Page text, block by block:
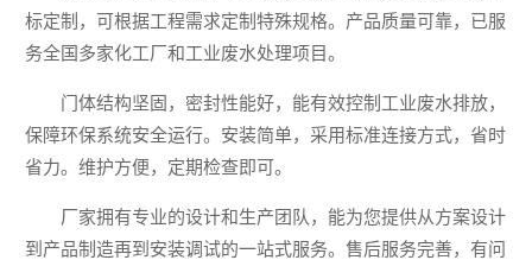
标定制，可根据工程需求定制特殊规格。产品质量可靠，已服
务全国多家化工厂和工业废水处理项目。
门体结构坚固，密封性能好，能有效控制工业废水排放，
保障环保系统安全运行。安装简单，采用标准连接方式，省时
省力。维护方便，定期检查即可。
厂家拥有专业的设计和生产团队，能为您提供从方案设计
到产品制造再到安装调试的一站式服务。售后服务完善，有问